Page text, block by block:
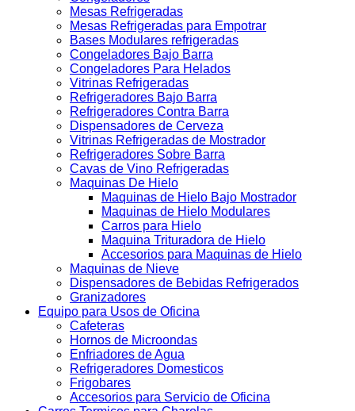
Mesas Refrigeradas
Mesas Refrigeradas para Empotrar
Bases Modulares refrigeradas
Congeladores Bajo Barra
Congeladores Para Helados
Vitrinas Refrigeradas
Refrigeradores Bajo Barra
Refrigeradores Contra Barra
Dispensadores de Cerveza
Vitrinas Refrigeradas de Mostrador
Refrigeradores Sobre Barra
Cavas de Vino Refrigeradas
Maquinas De Hielo
Maquinas de Hielo Bajo Mostrador
Maquinas de Hielo Modulares
Carros para Hielo
Maquina Trituradora de Hielo
Accesorios para Maquinas de Hielo
Maquinas de Nieve
Dispensadores de Bebidas Refrigerados
Granizadores
Equipo para Usos de Oficina
Cafeteras
Hornos de Microondas
Enfriadores de Agua
Refrigeradores Domesticos
Frigobares
Accesorios para Servicio de Oficina